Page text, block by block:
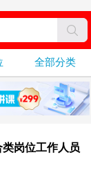
全部分类
岗位工作人员